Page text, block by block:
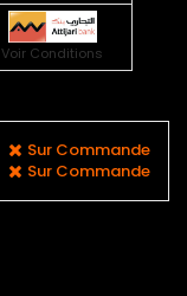
Voir Conditions
Sur Commande
Sur Commande